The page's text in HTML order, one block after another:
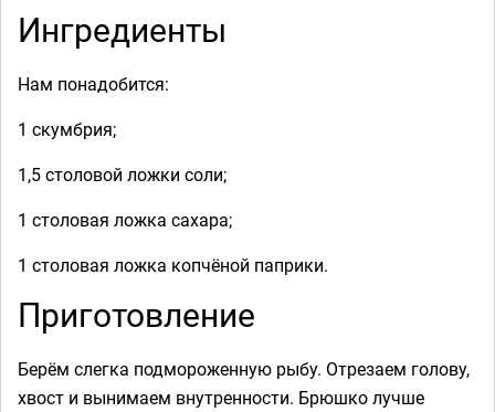
Ингредиенты
Нам понадобится:
1 скумбрия;
1,5 столовой ложки соли;
1 столовая ложка сахара;
1 столовая ложка копчёной паприки.
Приготовление
Берём слегка подмороженную рыбу. Отрезаем голову,
хвост и вынимаем внутренности. Брюшко лучше